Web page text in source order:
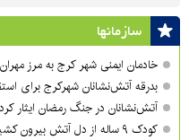
سازمان‎ها
خادمان ایمنی شهر کرج به مرز
بدرقه آتش‌نشانان شهرکرج برای
آتش‌نشانان در جنگ رمضان ایثار
کودک ۹ ساله از دل آتش بیرون کشیده شد